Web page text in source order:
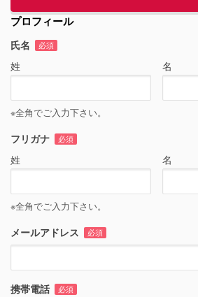
プロフィール
氏名 必須
姓 名
※全角でご入力下さい。
フリガナ 必須
姓 名
※全角でご入力下さい。
メールアドレス 必須
携帯電話 必須